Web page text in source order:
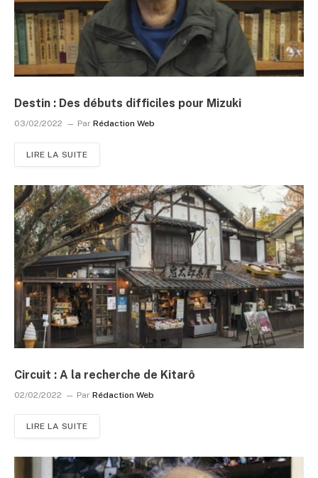
Destin : Des débuts difficiles pour Mizuki
03/02/2022 Par Rédaction Web
LIRE LA SUITE
Circuit : A la recherche de Kitarô
02/02/2022 Par Rédaction Web
LIRE LA SUITE